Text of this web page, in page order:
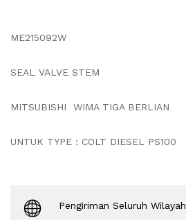
ME215092W
SEAL VALVE STEM
MITSUBISHI WIMA TIGA BERLIAN
UNTUK TYPE : COLT DIESEL PS100
Pengiriman Seluruh Wilayah